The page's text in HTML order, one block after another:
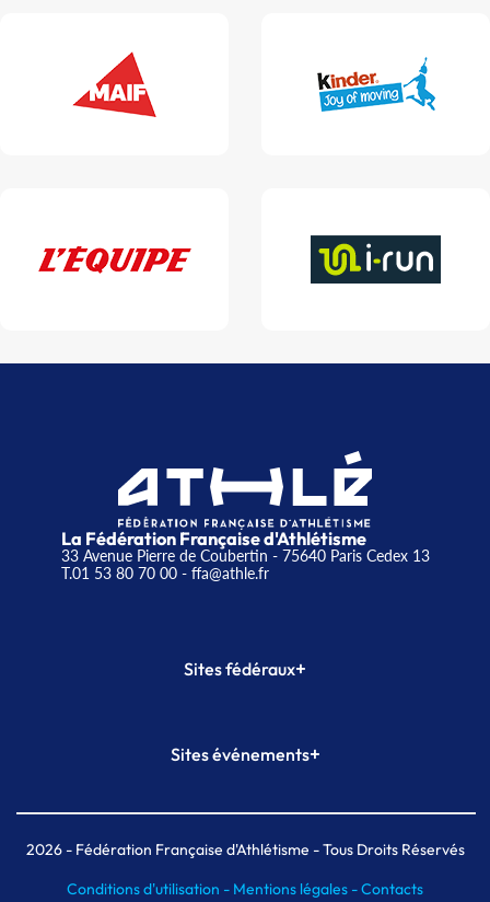
La Fédération Française d'Athlétisme
33 Avenue Pierre de Coubertin - 75640 Paris Cedex 13
T.01 53 80 70 00- ffa@athle.fr
Sites fédéraux+
Plateforme Formation
Sites événements+
Meeting de Paris indoor
MAIF Ekiden de Paris
2026- Fédération Française d'Athlétisme - Tous Droits Réservés
Conditions d'utilisation - Mentions légales -Contacts